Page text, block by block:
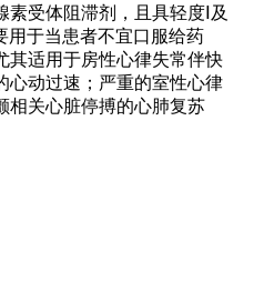
受体阻滞剂，且具轻度Ⅰ及
用于当患者不宜口服给药
其适用于房性心律失常伴快
心动过速；严重的室性心律
相关心脏停搏的心肺复苏